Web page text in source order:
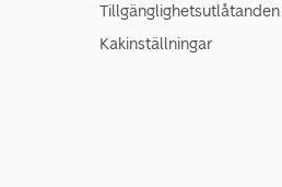
Tillgänglighetsutlåtanden
Kakinställningar